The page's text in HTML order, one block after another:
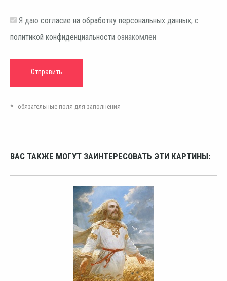
Я даю согласие на обработку персональных данных, с
политикой конфиденциальности ознакомлен
* - обязательные поля для заполнения
ВАС ТАКЖЕ МОГУТ ЗАИНТЕРЕСОВАТЬ ЭТИ КАРТИНЫ: